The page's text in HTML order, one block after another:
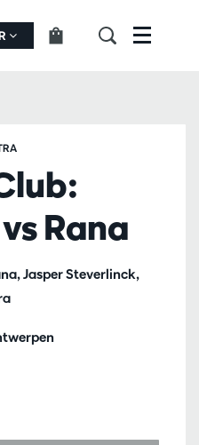
Menu
Rana
Jasper Steverlinck,